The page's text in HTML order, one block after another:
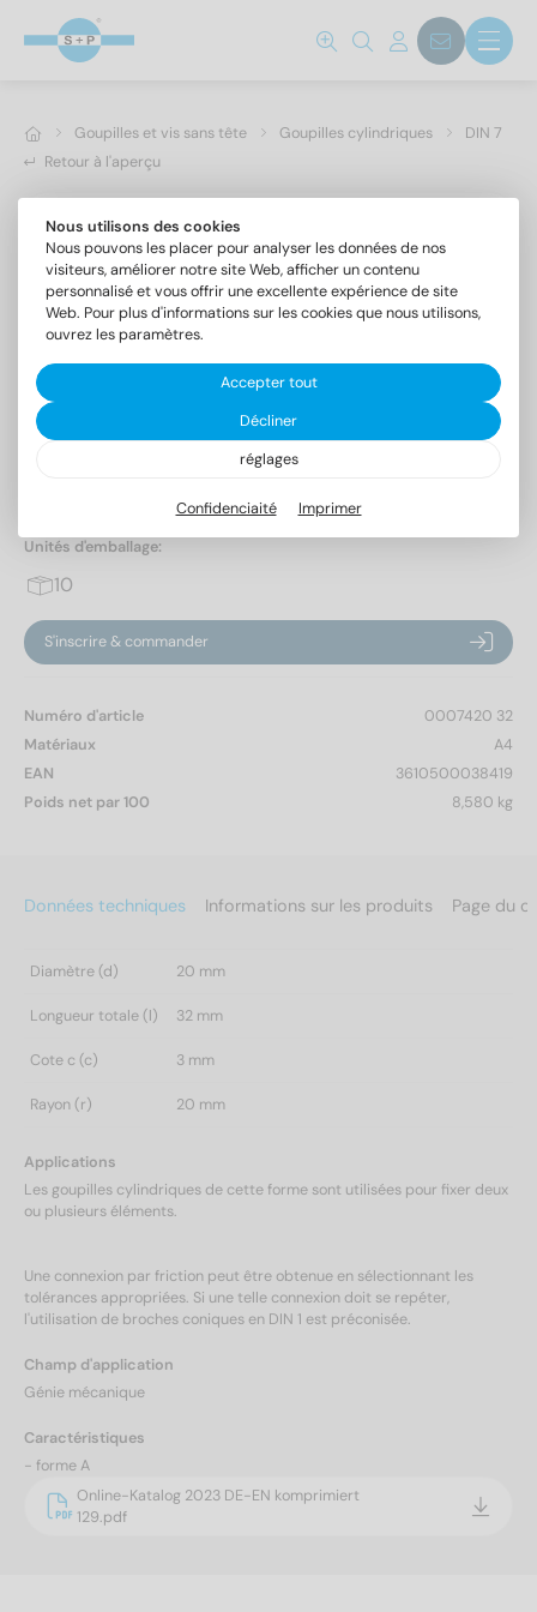
Goupilles et vis sans tête Goupilles cylindriques DIN 7
Retour à l'aperçu
Goupilles cylindriques forme A, tolérance m6
Unités d'emballage:
10
S'inscrire & commander
Numéro d'article
0007420 32
Matériaux
A4
EAN
3610500038419
Poids net par 100
8,580 kg
Données techniques Informations sur les produits Page du
Diamètre (d) 20 mm
Longueur totale (l) 32 mm
Cote c (c) 3 mm
Rayon (r) 20 mm
Applications
Les goupilles cylindriques de cette forme sont utilisées pour fixer deux
ou plusieurs éléments.
Une connexion par friction peut être obtenue en sélectionnant les
tolérances appropriées. Si une telle connexion doit se repéter,
l'utilisation de broches coniques en DIN 1 est préconisée.
Champ d'application
Génie mécanique
Caractéristiques
- forme A
Online-Katalog 2023 DE-EN komprimiert
129.pdf
Nous utilisons des cookies
Nous pouvons les placer pour analyser les données de nos
visiteurs, améliorer notre site Web, afficher un contenu
personnalisé et vous offrir une excellente expérience de site
Web. Pour plus d'informations sur les cookies que nous utilisons,
ouvrez les paramètres.
Accepter tout
Décliner
réglages
Confidenciaité Imprimer